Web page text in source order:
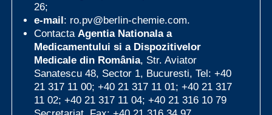
26;
e-mail: ro.pv@berlin-chemie.com.
Contacta Agentia Nationala a
Medicamentului si a Dispozitivelor
Medicale din România, Str. Aviator
Sanatescu 48, Sector 1, Bucuresti, Tel: +40
21 317 11 00; +40 21 317 11 01; +40 21 317
11 02; +40 21 317 11 04; +40 21 316 10 79